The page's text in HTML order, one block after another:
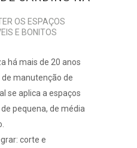
OS ESPAÇOS
E BONITOS
há mais de 20 anos
manutenção de
se aplica a espaços
pequena, de média
corte e